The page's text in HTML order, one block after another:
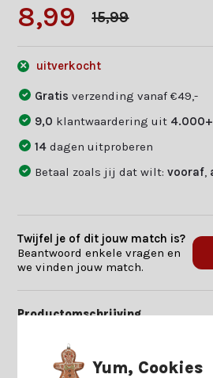
8,99 15,99
uitverkocht
Gratisverzending vanaf €49,-
9,0 klantwaardering uit 4.000+
14dagen uitproberen
Betaal zoals jij dat wilt:vooraf
Twijfel je of dit jouw match is?
Beantwoord enkele vragen en
we vinden jouw match.
Productomschrijving
SpecificatiesYum, Cookies